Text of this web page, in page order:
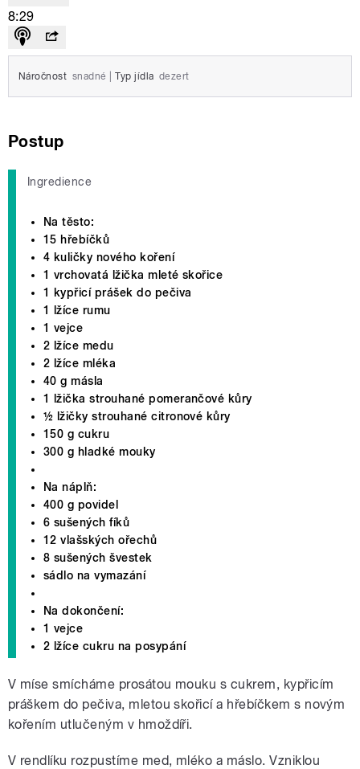
8:29
Náročnost snadné Typ jídla dezert
Postup
Ingredience
Na těsto:
15 hřebíčků
4 kuličky nového koření
1 vrchovatá lžička mleté skořice
1 kypřicí prášek do pečiva
1 lžíce rumu
1 vejce
2 lžíce medu
2 lžíce mléka
40 g másla
1 lžička strouhané pomerančové kůry
½ lžičky strouhané citronové kůry
150 g cukru
300 g hladké mouky
Na náplň:
400 g povidel
6 sušených fíků
12 vlašských ořechů
8 sušených švestek
sádlo na vymazání
Na dokončení:
1 vejce
2 lžíce cukru na posypání
V míse smícháme prosátou mouku s cukrem, kypřicím
práškem do pečiva, mletou skořicí a hřebíčkem s novým
kořením utlučeným v hmoždíři.
V rendlíku rozpustíme med, mléko a máslo. Vzniklou